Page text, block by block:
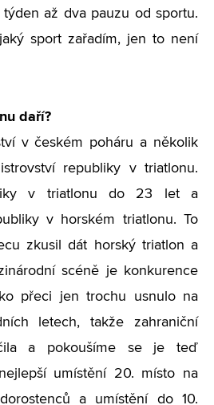
až dva pauzu od sportu.
sport zařadím, jen to není
daří?
v českém poháru a několik
republiky v triatlonu.
v triatlonu do 23 let a
v horském triatlonu. To
zkusil dát horský triatlon a
scéně je konkurence
přeci jen trochu usnulo na
letech, takže zahraniční
a pokoušíme se je teď
umístění 20. místo na
a umístění do 10.